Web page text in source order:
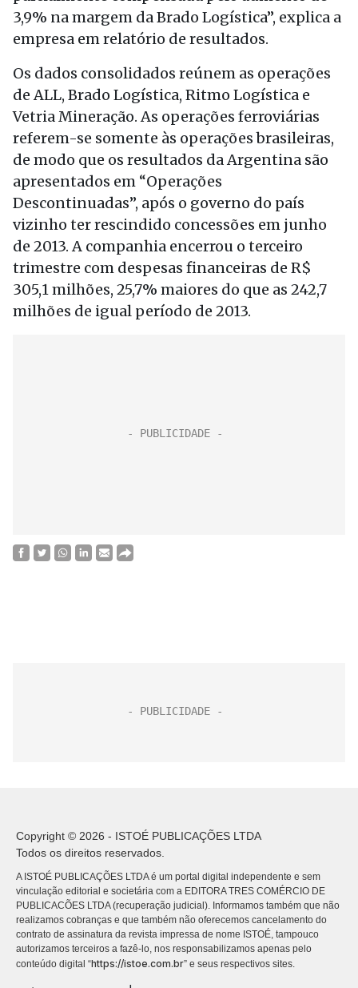
3,9% na margem da Brado Logística”, explica a
empresa em relatório de resultados.
Os dados consolidados reúnem as operações
de ALL, Brado Logística, Ritmo Logística e
Vetria Mineração. As operações ferroviárias
referem-se somente às operações brasileiras,
de modo que os resultados da Argentina são
apresentados em “Operações
Descontinuadas”, após o governo do país
vizinho ter rescindido concessões em junho
de 2013. A companhia encerrou o terceiro
trimestre com despesas financeiras de R$
305,1 milhões, 25,7% maiores do que as 242,7
milhões de igual período de 2013.
Copyright © 2026 - ISTOÉ PUBLICAÇÕES LTDA
Todos os direitos reservados.
A ISTOÉ PUBLICAÇÕES LTDA é um portal digital independente e sem
vinculação editorial e societária com a EDITORA TRES COMÉRCIO DE
PUBLICACÕES LTDA (recuperação judicial). Informamos também que não
realizamos cobranças e que também não oferecemos cancelamento do
contrato de assinatura da revista impressa de nome ISTOÉ, tampouco
autorizamos terceiros a fazê-lo, nos responsabilizamos apenas pelo
conteúdo digital “https://istoe.com.br” e seus respectivos sites.